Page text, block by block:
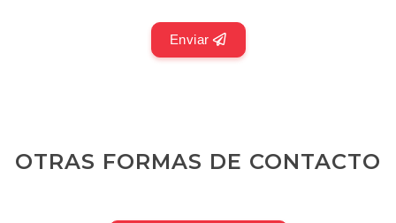
Enviar
OTRAS FORMAS DE CONTACTO